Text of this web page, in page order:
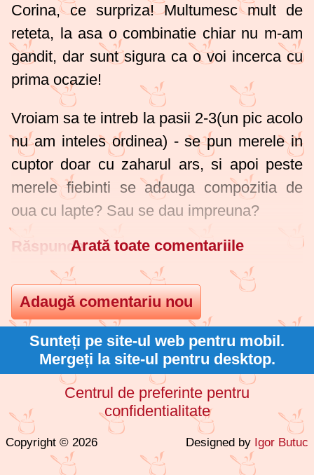
Corina, ce surpriza! Multumesc mult de
reteta, la asa o combinatie chiar nu m-am
gandit, dar sunt sigura ca o voi incerca cu
prima ocazie!
Vroiam sa te intreb la pasii 2-3(un pic acolo
nu am inteles ordinea) - se pun merele in
cuptor doar cu zaharul ars, si apoi peste
merele fiebinti se adauga compozitia de
oua cu lapte? Sau se dau impreuna?
RăspundeArată toate comentariile
Sunteți pe site-ul web pentru mobil.
Mergeți la site-ul pentru desktop.
Centrul de preferinte pentru
confidentialitate
Copyright © 2026 Designed by Igor Butuc